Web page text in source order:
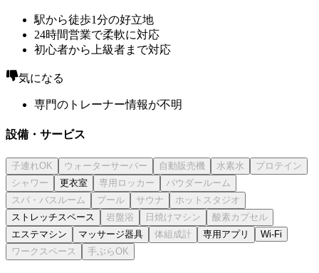
駅から徒歩1分の好立地
24時間営業で柔軟に対応
初心者から上級者まで対応
気になる
専門のトレーナー情報が不明
設備・サービス
更衣室
ストレッチスペース
エステマシン
マッサージ器具 専用アプリ Wi-Fi